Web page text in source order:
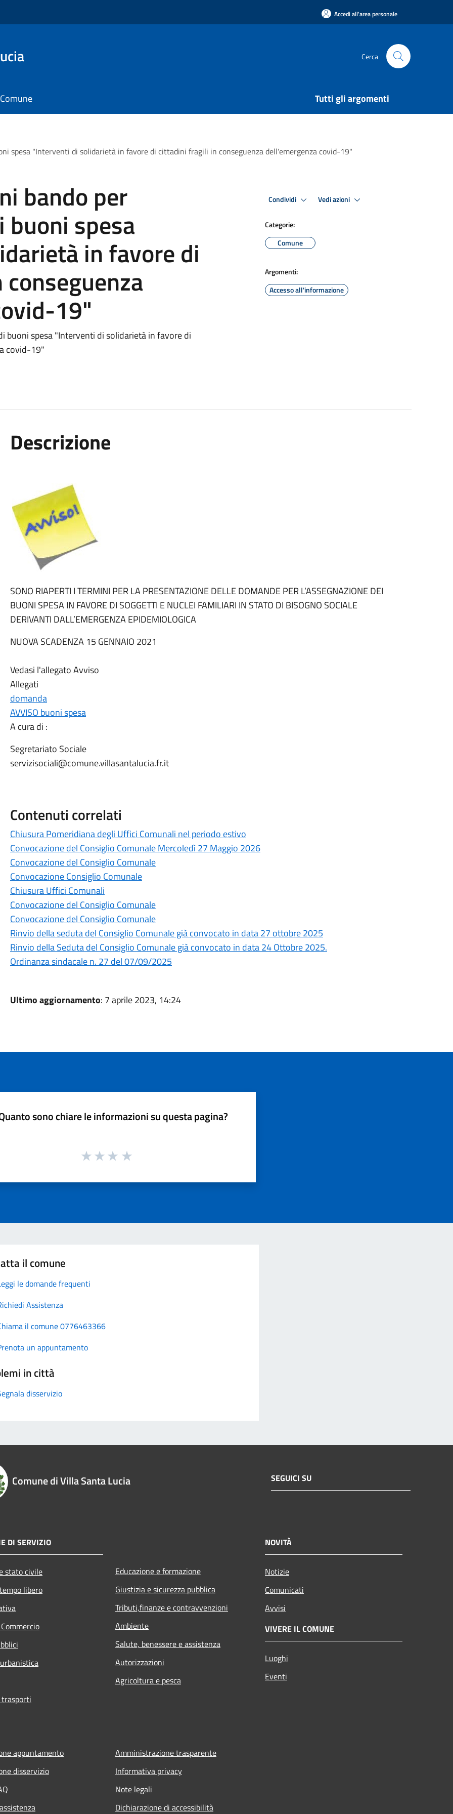
Accedi all'area personale
Cerca
Tutti gli argomenti
spesa "Interventi di solidarietà in favore di cittadini fragili in conseguenza dell'emergenza covid-19"
bando per
buoni spesa
in favore di
19"
buoni spesa "Interventi di solidarietà in favore di
covid-19"
Condividi Vedi azioni
Categorie:
Comune
Argomenti:
Accesso all'informazione
Descrizione
SONO RIAPERTI I TERMINI PER LA PRESENTAZIONE DELLE DOMANDE PER L’ASSEGNAZIONE DEI
BUONI SPESA IN FAVORE DI SOGGETTI E NUCLEI FAMILIARI IN STATO DI BISOGNO SOCIALE
DERIVANTI DALL’EMERGENZA EPIDEMIOLOGICA
NUOVA SCADENZA 15 GENNAIO 2021
Vedasi l'allegato Avviso
Allegati
domanda
AVVISO buoni spesa
A cura di :
Segretariato Sociale
servizisociali@comune.villasantalucia.fr.it
Contenuti correlati
Chiusura Pomeridiana degli Uffici Comunali nel periodo estivo
Convocazione del Consiglio Comunale Mercoledì 27 Maggio 2026
Convocazione del Consiglio Comunale
Convocazione Consiglio Comunale
Chiusura Uffici Comunali
Convocazione del Consiglio Comunale
Convocazione del Consiglio Comunale
Rinvio della seduta del Consiglio Comunale già convocato in data 27 ottobre 2025
Rinvio della Seduta del Consiglio Comunale già convocato in data 24 Ottobre 2025.
Ordinanza sindacale n. 27 del 07/09/2025
Ultimo aggiornamento: 7 aprile 2023, 14:24
sono chiare le informazioni su questa pagina?
il comune
le domande frequenti
Assistenza
il comune 0776463366
un appuntamento
in città
disservizio
Comune di Villa Santa Lucia SEGUICI SU
DI SERVIZIO
stato civile
libero
Educazione e formazione
Giustizia e sicurezza pubblica
Tributi,finanze e contravvenzioni
Ambiente
Salute, benessere e assistenza
Autorizzazioni
Agricoltura e pesca
NOVITÀ
Notizie
Comunicati
Avvisi
VIVERE IL COMUNE
Luoghi
Eventi
appuntamento
disservizio
Amministrazione trasparente
Informativa privacy
Note legali
Dichiarazione di accessibilità